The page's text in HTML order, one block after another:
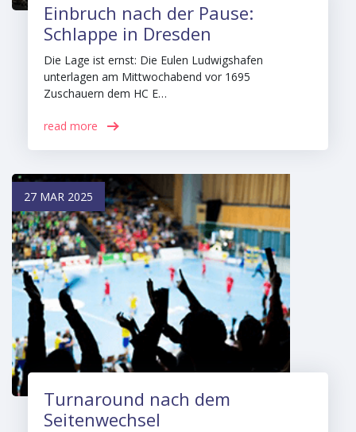
Einbruch nach der Pause:
Schlappe in Dresden
Die Lage ist ernst: Die Eulen Ludwigshafen
unterlagen am Mittwochabend vor 1695
Zuschauern dem HC E…
read more
27 MAR 2025
Turnaround nach dem
Seitenwechsel